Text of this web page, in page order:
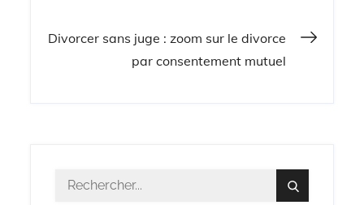
l’article
Divorcer sans juge : zoom sur le divorce
par consentement mutuel
Résultat
Search